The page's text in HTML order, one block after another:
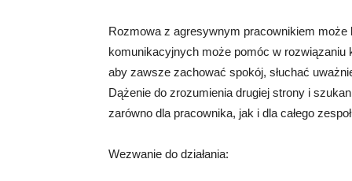
Rozmowa z agresywnym pracownikiem
komunikacyjnych może pomóc w rozwiązaniu
aby zawsze zachować spokój, słuchać
Dążenie do zrozumienia drugiej strony i
zarówno dla pracownika, jak i dla całego
Wezwanie do działania: